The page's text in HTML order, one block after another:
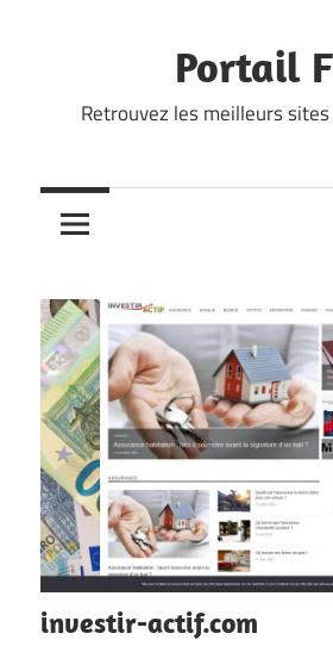
Portail
Retrouvez les meilleurs
investir-actif.com